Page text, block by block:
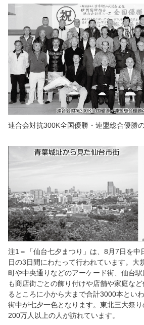
連合会対抗300K全国優勝・連盟総合優勝
注1＝「仙台七夕まつり」は、8月7日を中
日の3日間にわたって行われています。大
町や中央通りなどのアーケード街、仙台
も商店街ごとの飾り付けや店舗や家庭な
るところに小から大まで合計3000本とい
街中が七夕一色となります。東北三大祭
200万人以上の人が訪れています。